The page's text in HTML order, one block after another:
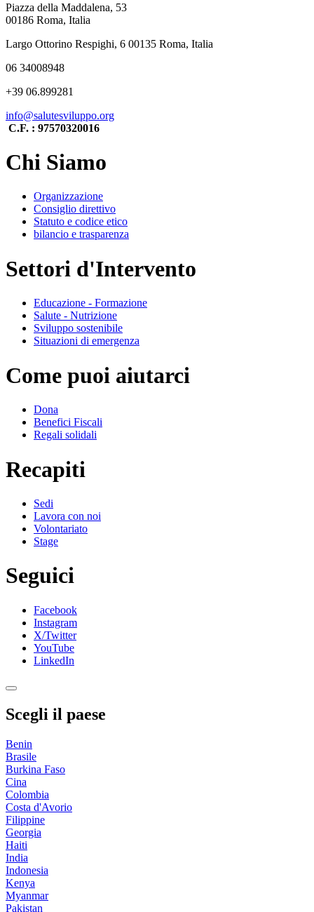
Piazza della Maddalena, 53
00186 Roma, Italia
Largo Ottorino Respighi, 6 00135 Roma, Italia
06 34008948
+39 06.899281
info@salutesviluppo.org
C.F. : 97570320016
Chi Siamo
Organizzazione
Consiglio direttivo
Statuto e codice etico
bilancio e trasparenza
Settori d'Intervento
Educazione - Formazione
Salute - Nutrizione
Sviluppo sostenibile
Situazioni di emergenza
Come puoi aiutarci
Dona
Benefici Fiscali
Regali solidali
Recapiti
Sedi
Lavora con noi
Volontariato
Stage
Seguici
Facebook
Instagram
X/Twitter
YouTube
LinkedIn
Scegli il paese
Benin
Brasile
Burkina Faso
Cina
Colombia
Costa d'Avorio
Filippine
Georgia
Haiti
India
Indonesia
Kenya
Myanmar
Pakistan